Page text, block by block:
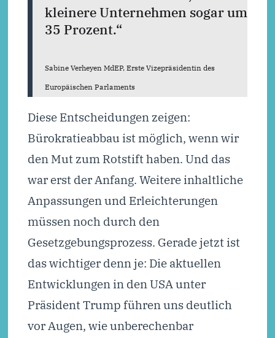
kleinere Unternehmen sogar um
35 Prozent.“
Sabine Verheyen MdEP, Erste Vizepräsidentin des
Europäischen Parlaments
Diese Entscheidungen zeigen:
Bürokratieabbau ist möglich, wenn wir
den Mut zum Rotstift haben. Und das
war erst der Anfang. Weitere inhaltliche
Anpassungen und Erleichterungen
müssen noch durch den
Gesetzgebungsprozess. Gerade jetzt ist
das wichtiger denn je: Die aktuellen
Entwicklungen in den USA unter
Präsident Trump führen uns deutlich
vor Augen, wie unberechenbar